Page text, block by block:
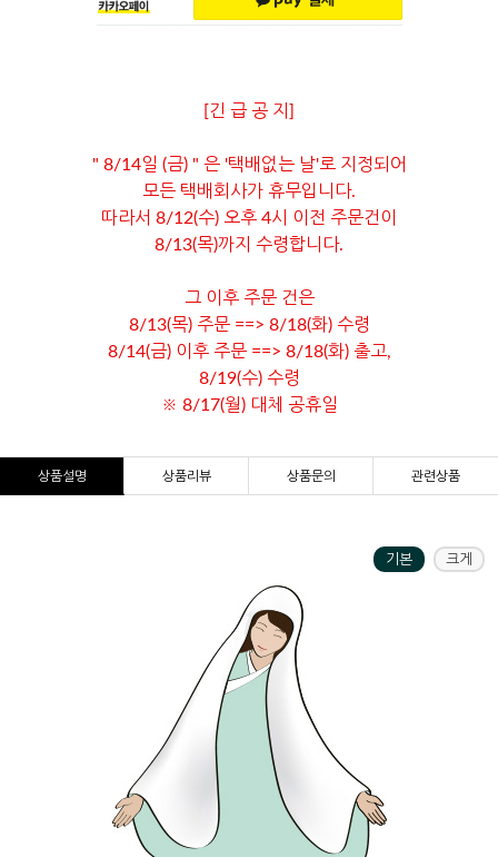
[긴 급 공 지]
" 8/14일 (금) " 은 '택배없는 날'로 지정되어
모든 택배회사가 휴무입니다.
따라서 8/12(수) 오후 4시 이전 주문건이
8/13(목)까지 수령합니다.
그 이후 주문 건은
8/13(목) 주문 ==> 8/18(화) 수령
8/14(금) 이후 주문 ==> 8/18(화) 출고,
8/19(수) 수령
※ 8/17(월) 대체 공휴일
상품설명 상품리뷰 상품문의 관련상품
기본 크게